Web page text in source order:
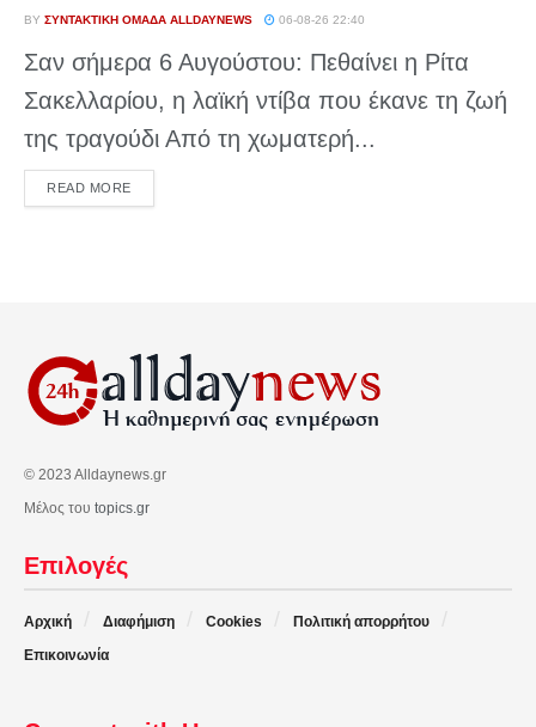
BY ΣΥΝΤΑΚΤΙΚΉ ΟΜΆΔΑ ALLDAYNEWS 06-08-26 22:40
Σαν σήμερα 6 Αυγούστου: Πεθαίνει η Ρίτα
Σακελλαρίου, η λαϊκή ντίβα που έκανε τη ζωή
της τραγούδι Από τη χωματερή...
READ MOREDETAILS
© 2023 Alldaynews.gr
Μέλος του topics.gr
Επιλογές
Αρχική Διαφήμιση Cookies
Πολιτική απορρήτου
Επικοινωνία